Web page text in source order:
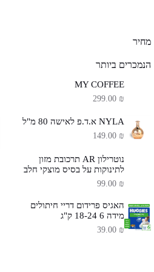
מחיר
הנמכרים ביותר
MY COFFEE
299.00 ₪
NYLA א.ד.פ לאישה 80 מ"ל
149.00 ₪
נוטרילון AR תרכובת מזון
לתינוקות על בסיס מוצקי חלב
99.00 ₪
האגיס פרידום דריי חיתולים
מידה 6 18-24 ק"ג
39.00 ₪